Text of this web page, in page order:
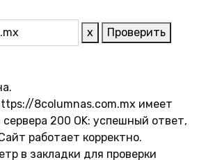
x Проверить
8columnas.com.mx имеет
сервера 200 OK: успешный ответ,
работает корректно.
в закладки для проверки